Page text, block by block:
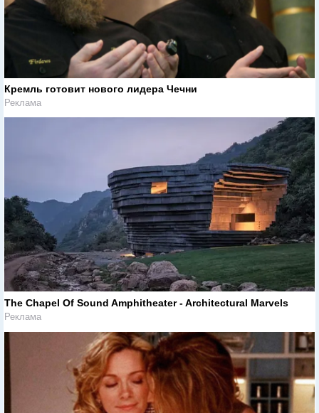
Кремль готовит нового лидера Чечни
Реклама
The Chapel Of Sound Amphitheater - Architectural Marvels
Реклама